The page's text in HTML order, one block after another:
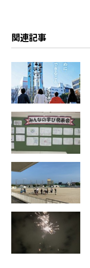
関連記事